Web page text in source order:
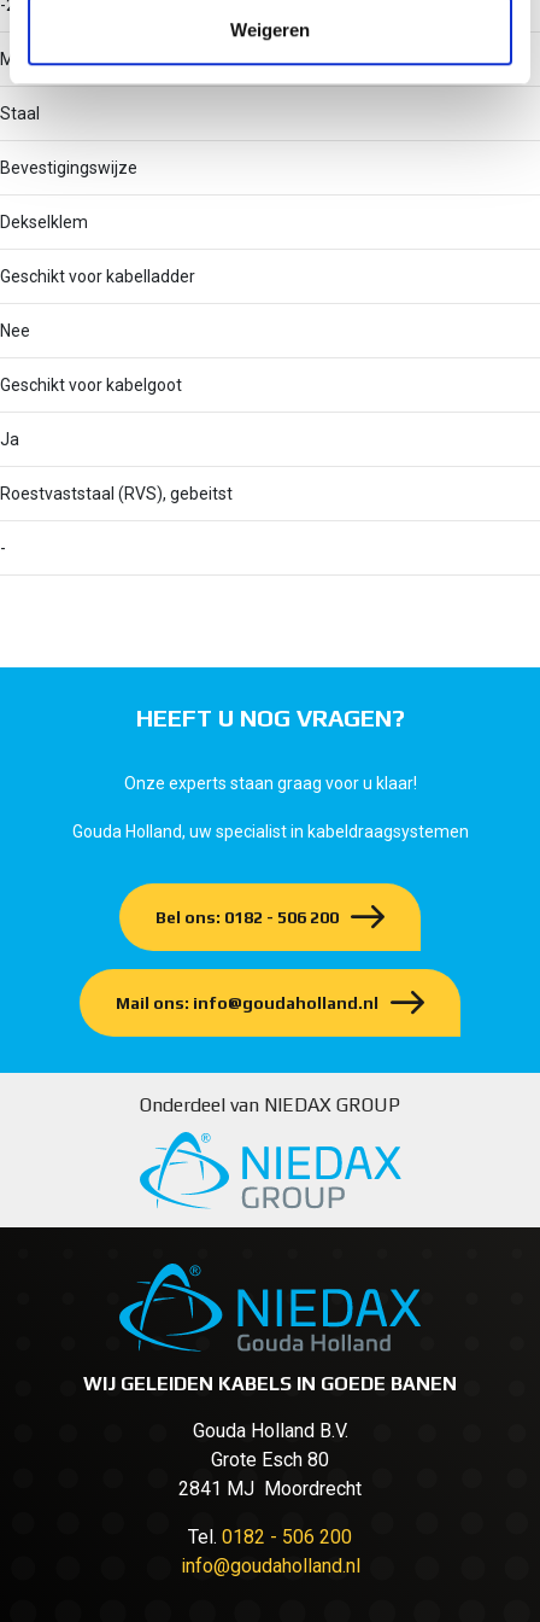
verzameld op basis van uw gebruik van hun services.
Weigeren
-20 - 120
Materiaal
Staal
Bevestigingswijze
Dekselklem
Geschikt voor kabelladder
Nee
Geschikt voor kabelgoot
Ja
Roestvaststaal (RVS), gebeitst
-
HEEFT U NOG VRAGEN?
Onze experts staan graag voor u klaar!
Gouda Holland, uw specialist in kabeldraagsystemen
Bel ons: 0182 - 506 200
Mail ons: info@goudaholland.nl
Onderdeel van NIEDAX GROUP
WIJ GELEIDEN KABELS IN GOEDE BANEN
Gouda Holland B.V.
Grote Esch 80
2841 MJ Moordrecht
Tel. 0182 - 506 200
info@goudaholland.nl